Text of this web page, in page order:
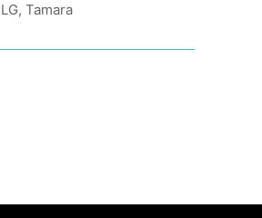
LG, Tamara